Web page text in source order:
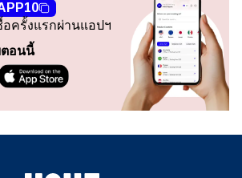
ครั้งแรกผ่านแอปฯ
ตอนนี้